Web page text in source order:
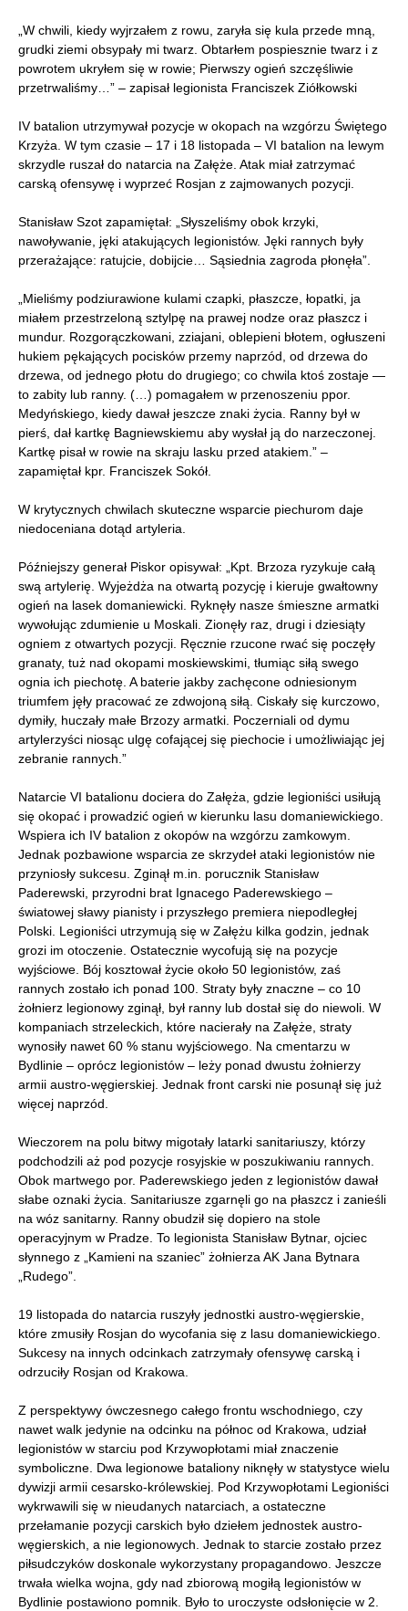
„W chwili, kiedy wyjrzałem z rowu, zaryła się kula przede mną,
grudki ziemi obsypały mi twarz. Obtarłem pospiesznie twarz i z
powrotem ukryłem się w rowie; Pierwszy ogień szczęśliwie
przetrwaliśmy…” – zapisał legionista Franciszek Ziółkowski
IV batalion utrzymywał pozycje w okopach na wzgórzu Świętego
Krzyża. W tym czasie – 17 i 18 listopada – VI batalion na lewym
skrzydle ruszał do natarcia na Załęże. Atak miał zatrzymać
carską ofensywę i wyprzeć Rosjan z zajmowanych pozycji.
Stanisław Szot zapamiętał: „Słyszeliśmy obok krzyki,
nawoływanie, jęki atakujących legionistów. Jęki rannych były
przerażające: ratujcie, dobijcie… Sąsiednia zagroda płonęła”.
„Mieliśmy podziurawione kulami czapki, płaszcze, łopatki, ja
miałem przestrzeloną sztylpę na prawej nodze oraz płaszcz i
mundur. Rozgorączkowani, zziajani, oblepieni błotem, ogłuszeni
hukiem pękających pocisków przemy naprzód, od drzewa do
drzewa, od jednego płotu do drugiego; co chwila ktoś zostaje —
to zabity lub ranny. (…) pomagałem w przenoszeniu ppor.
Medyńskiego, kiedy dawał jeszcze znaki życia. Ranny był w
pierś, dał kartkę Bagniewskiemu aby wysłał ją do narzeczonej.
Kartkę pisał w rowie na skraju lasku przed atakiem.” –
zapamiętał kpr. Franciszek Sokół.
W krytycznych chwilach skuteczne wsparcie piechurom daje
niedoceniana dotąd artyleria.
Późniejszy generał Piskor opisywał: „Kpt. Brzoza ryzykuje całą
swą artylerię. Wyjeżdża na otwartą pozycję i kieruje gwałtowny
ogień na lasek domaniewicki. Ryknęły nasze śmieszne armatki
wywołując zdumienie u Moskali. Zionęły raz, drugi i dziesiąty
ogniem z otwartych pozycji. Ręcznie rzucone rwać się poczęły
granaty, tuż nad okopami moskiewskimi, tłumiąc siłą swego
ognia ich piechotę. A baterie jakby zachęcone odniesionym
triumfem jęły pracować ze zdwojoną siłą. Ciskały się kurczowo,
dymiły, huczały małe Brzozy armatki. Poczerniali od dymu
artylerzyści niosąc ulgę cofającej się piechocie i umożliwiając jej
zebranie rannych.”
Natarcie VI batalionu dociera do Załęża, gdzie legioniści usiłują
się okopać i prowadzić ogień w kierunku lasu domaniewickiego.
Wspiera ich IV batalion z okopów na wzgórzu zamkowym.
Jednak pozbawione wsparcia ze skrzydeł ataki legionistów nie
przyniosły sukcesu. Zginął m.in. porucznik Stanisław
Paderewski, przyrodni brat Ignacego Paderewskiego –
światowej sławy pianisty i przyszłego premiera niepodległej
Polski. Legioniści utrzymują się w Załężu kilka godzin, jednak
grozi im otoczenie. Ostatecznie wycofują się na pozycje
wyjściowe. Bój kosztował życie około 50 legionistów, zaś
rannych zostało ich ponad 100. Straty były znaczne – co 10
żołnierz legionowy zginął, był ranny lub dostał się do niewoli. W
kompaniach strzeleckich, które nacierały na Załęże, straty
wynosiły nawet 60 % stanu wyjściowego. Na cmentarzu w
Bydlinie – oprócz legionistów – leży ponad dwustu żołnierzy
armii austro-węgierskiej. Jednak front carski nie posunął się już
więcej naprzód.
Wieczorem na polu bitwy migotały latarki sanitariuszy, którzy
podchodzili aż pod pozycje rosyjskie w poszukiwaniu rannych.
Obok martwego por. Paderewskiego jeden z legionistów dawał
słabe oznaki życia. Sanitariusze zgarnęli go na płaszcz i zanieśli
na wóz sanitarny. Ranny obudził się dopiero na stole
operacyjnym w Pradze. To legionista Stanisław Bytnar, ojciec
słynnego z „Kamieni na szaniec” żołnierza AK Jana Bytnara
„Rudego”.
19 listopada do natarcia ruszyły jednostki austro-węgierskie,
które zmusiły Rosjan do wycofania się z lasu domaniewickiego.
Sukcesy na innych odcinkach zatrzymały ofensywę carską i
odrzuciły Rosjan od Krakowa.
Z perspektywy ówczesnego całego frontu wschodniego, czy
nawet walk jedynie na odcinku na północ od Krakowa, udział
legionistów w starciu pod Krzywopłotami miał znaczenie
symboliczne. Dwa legionowe bataliony niknęły w statystyce wielu
dywizji armii cesarsko-królewskiej. Pod Krzywopłotami Legioniści
wykrwawili się w nieudanych natarciach, a ostateczne
przełamanie pozycji carskich było dziełem jednostek austro-
węgierskich, a nie legionowych. Jednak to starcie zostało przez
piłsudczyków doskonale wykorzystany propagandowo. Jeszcze
trwała wielka wojna, gdy nad zbiorową mogiłą legionistów w
Bydlinie postawiono pomnik. Było to uroczyste odsłonięcie w 2.